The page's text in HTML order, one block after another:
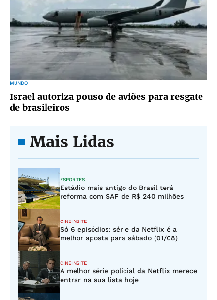
MUNDO
Israel autoriza pouso de aviões para resgate
de brasileiros
Mais Lidas
ESPORTES
Estádio mais antigo do Brasil terá
reforma com SAF de R$ 240 milhões
CINEINSITE
Só 6 episódios: série da Netflix é a
melhor aposta para sábado (01/08)
CINEINSITE
A melhor série policial da Netflix merece
entrar na sua lista hoje